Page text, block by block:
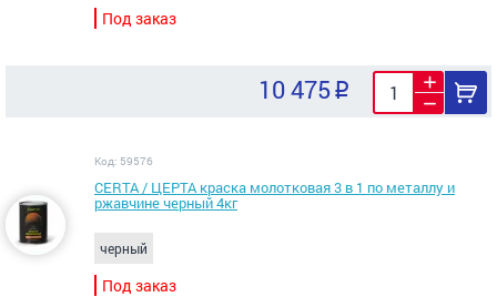
Под заказ
10 475
Код: 59576
CERTA / ЦЕРТА краска молотковая 3 в 1 по металлу и
ржавчине черный 4кг
черный
Под заказ